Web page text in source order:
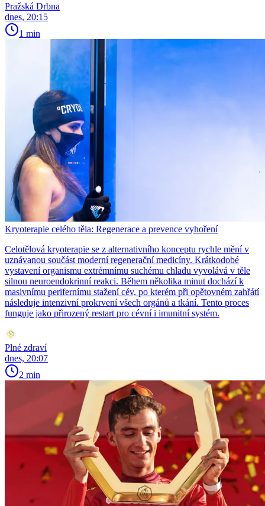
Pražská Drbna
dnes, 20:15
1 min
Kryoterapie celého těla: Regenerace a prevence vyhoření
Celotělová kryoterapie se z alternativního konceptu rychle mění v
uznávanou součást moderní regenerační medicíny. Krátkodobé
vystavení organismu extrémnímu suchému chladu vyvolává v těle
silnou neuroendokrinní reakci. Během několika minut dochází k
masivnímu perifernímu stažení cév, po kterém při opětovném zahřátí
následuje intenzivní prokrvení všech orgánů a tkání. Tento proces
funguje jako přirozený restart pro cévní i imunitní systém.
Plné zdraví
dnes, 20:07
2 min